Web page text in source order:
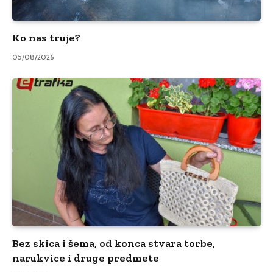
Ko nas truje?
05/08/2026
Bez skica i šema, od konca stvara torbe,
narukvice i druge predmete